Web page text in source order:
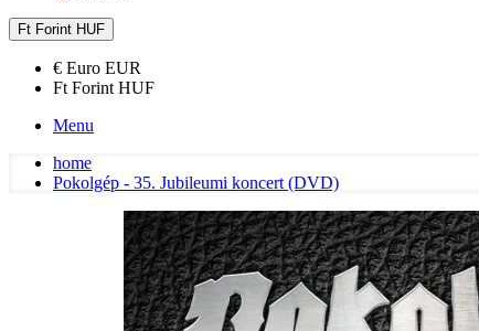
Ft Forint HUF
€ Euro EUR
Ft Forint HUF
Menu
home
Pokolgép - 35. Jubileumi koncert (DVD)